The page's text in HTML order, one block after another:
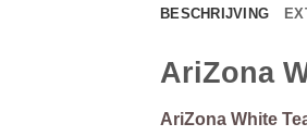
BESCHRIJVING
AriZona
AriZona White